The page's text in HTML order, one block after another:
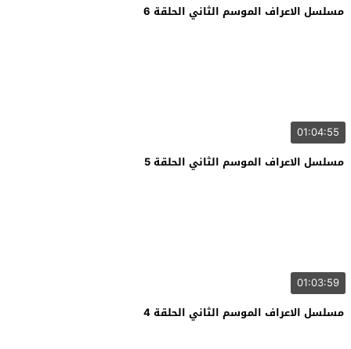
مسلسل الاعراف الموسم الثاني الحلقة 6
01:04:55
مسلسل الاعراف الموسم الثاني الحلقة 5
01:03:59
مسلسل الاعراف الموسم الثاني الحلقة 4